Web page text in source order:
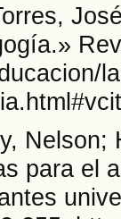
para el